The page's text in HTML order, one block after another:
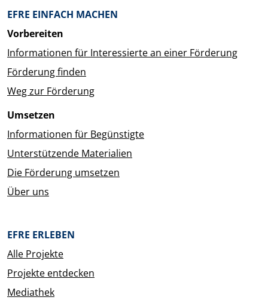
EFRE EINFACH MACHEN
Vorbereiten
Informationen für Interessierte an einer Förderung
Förderung finden
Weg zur Förderung
Umsetzen
Informationen für Begünstigte
Unterstützende Materialien
Die Förderung umsetzen
Über uns
EFRE ERLEBEN
Alle Projekte
Projekte entdecken
Mediathek